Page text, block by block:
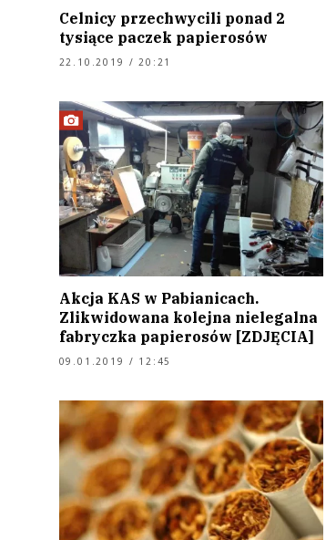
Celnicy przechwycili ponad 2
tysiące paczek papierosów
22.10.2019 / 20:21
Akcja KAS w Pabianicach.
Zlikwidowana kolejna nielegalna
fabryczka papierosów [ZDJĘCIA]
09.01.2019 / 12:45